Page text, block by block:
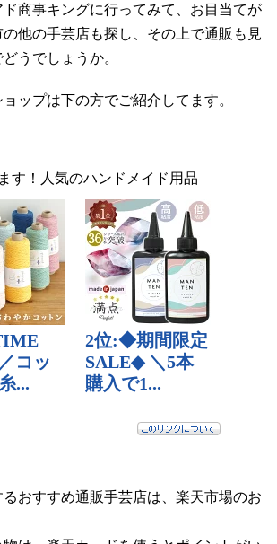
ド商事キングに行ってみて、お目当てが
他の手芸店も探し、その上で通販も見
うでしょうか。
ップは下の方でご紹介してます。
す！人気のハンドメイド用品
おすすめ通販手芸店は、楽天市場のお